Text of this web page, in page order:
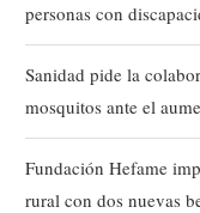
personas con
Sanidad pide la
mosquitos ante el
Fundación Hefame
rural con dos nuevas